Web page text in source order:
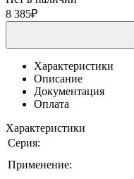
8 385₽
Характеристики
Описание
Документация
Оплата
Характеристики
Серия:
Применение: